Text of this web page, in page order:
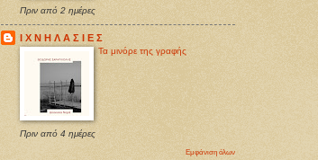
Πριν από 2 ημέρες
Ι Χ Ν Η Λ Α Σ Ι Ε Σ
Τα μινόρε της γραφής
Πριν από 4 ημέρες
Εμφάνιση όλων